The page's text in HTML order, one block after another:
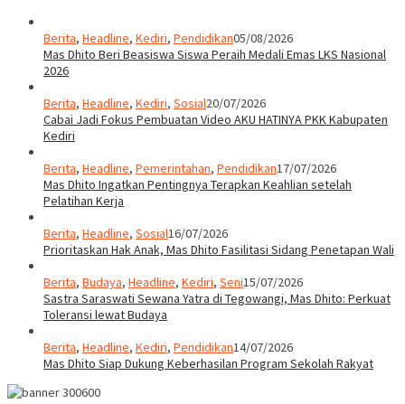
Berita, Headline, Kediri, Pendidikan05/08/2026
Mas Dhito Beri Beasiswa Siswa Peraih Medali Emas LKS Nasional
2026
Berita, Headline, Kediri, Sosial20/07/2026
Cabai Jadi Fokus Pembuatan Video AKU HATINYA PKK Kabupaten
Kediri
Berita, Headline, Pemerintahan, Pendidikan17/07/2026
Mas Dhito Ingatkan Pentingnya Terapkan Keahlian setelah
Pelatihan Kerja
Berita, Headline, Sosial16/07/2026
Prioritaskan Hak Anak, Mas Dhito Fasilitasi Sidang Penetapan Wali
Berita, Budaya, Headline, Kediri, Seni15/07/2026
Sastra Saraswati Sewana Yatra di Tegowangi, Mas Dhito: Perkuat
Toleransi lewat Budaya
Berita, Headline, Kediri, Pendidikan14/07/2026
Mas Dhito Siap Dukung Keberhasilan Program Sekolah Rakyat